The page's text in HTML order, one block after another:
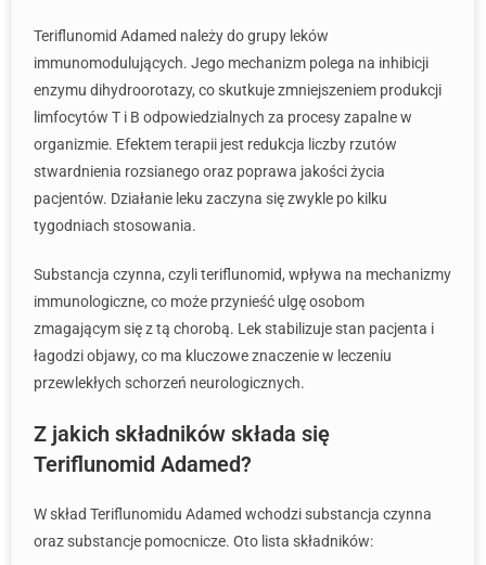
Teriflunomid Adamed należy do grupy leków
immunomodulujących. Jego mechanizm polega na inhibicji
enzymu dihydroorotazy, co skutkuje zmniejszeniem produkcji
limfocytów T i B odpowiedzialnych za procesy zapalne w
organizmie. Efektem terapii jest redukcja liczby rzutów
stwardnienia rozsianego oraz poprawa jakości życia
pacjentów. Działanie leku zaczyna się zwykle po kilku
tygodniach stosowania.
Substancja czynna, czyli teriflunomid, wpływa na mechanizmy
immunologiczne, co może przynieść ulgę osobom
zmagającym się z tą chorobą. Lek stabilizuje stan pacjenta i
łagodzi objawy, co ma kluczowe znaczenie w leczeniu
przewlekłych schorzeń neurologicznych.
Z jakich składników składa się
Teriflunomid Adamed?
W skład Teriflunomidu Adamed wchodzi substancja czynna
oraz substancje pomocnicze. Oto lista składników: